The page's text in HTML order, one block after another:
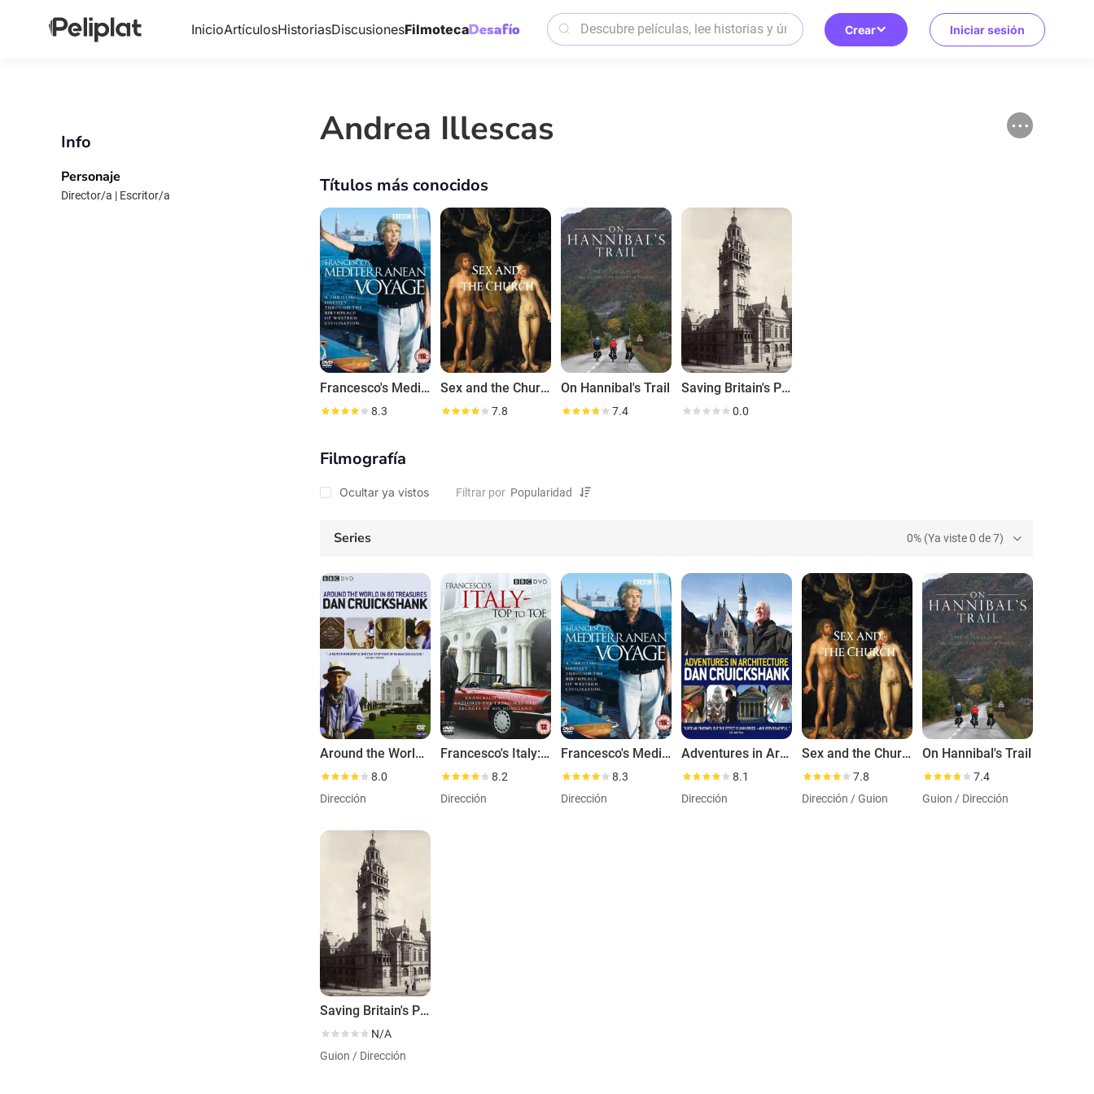
InicioArtículosHistoriasDiscusionesFilmoteca Crear Iniciar sesión
Info
Personaje
Director/a | Escritor/a
Andrea Illescas
Títulos más conocidos
Francesco's Mediterranean Voyage
8.3
Sex and the Church
7.8
On Hannibal's Trail
7.4
Saving Britain's Past
0.0
Filmografía
Ocultar ya vistos Filtrar por
Series 0% (Ya viste 0 de 7)
Around the World in 80 Treasures
8.0
Dirección
Francesco's Italy: Top to Toe
8.2
Dirección
Francesco's Mediterranean Voyage
8.3
Dirección
Adventures in Architecture
8.1
Dirección
Sex and the Church
7.8
Dirección / Guion
On Hannibal's Trail
7.4
Guion / Dirección
Saving Britain's Past
N/A
Guion / Dirección